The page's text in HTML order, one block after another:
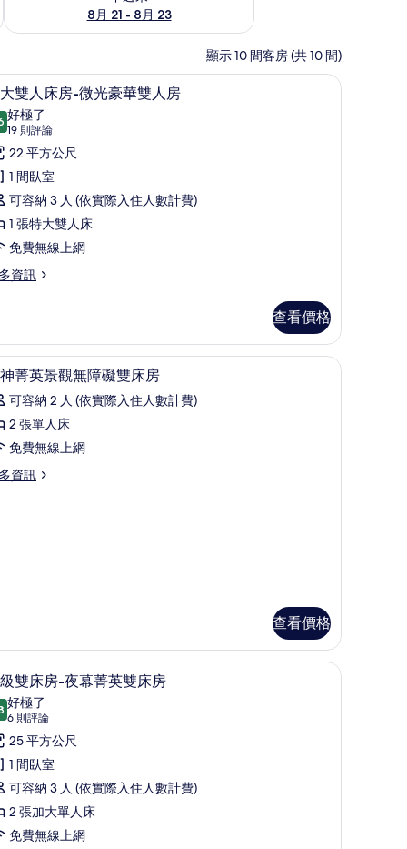
8月 21 - 8月 23
顯示 10 間客房 (共 10 間)
| 高級寢具、免費迷你吧、客房內保險箱、書桌特大雙人床房-微光豪華雙人房 | 高級寢具、
10雙人床房-微光豪華雙人房
分，滿分 10 分
好極了
19 則評論
(19
則
評
論)
22 平方公尺
1 間臥室
可容納 3 人 (依實際入住人數計費)
1 張特大雙人床
免費無線上網
資訊
查看價格
具、免費迷你吧、客房內保險箱、書桌高級寢具、免費迷你吧、客房內保險箱、書桌
5 菁英景觀無障礙雙床房
可容納 2 人 (依實際入住人數計費)
2 張單人床
免費無線上網
資訊
查看價格
桌 高級寢具、免費迷你吧、客房內保險箱、書桌
6 雙床房-夜幕菁英雙床房
分，滿分 10 分
好極了
6 則評論
(6
則
評
論)
25 平方公尺
1 間臥室
可容納 3 人 (依實際入住人數計費)
2 張加大單人床
免費無線上網